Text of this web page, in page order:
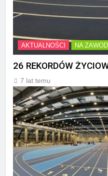
AKTUALNOŚCI NA
26 REKORDÓW
7 lat temu